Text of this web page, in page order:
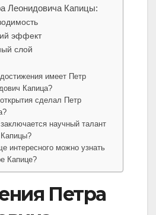
Леонидовича Капицы:
эффект
слой
имеет Петр
Капица?
сделал Петр
научный талант
интересного можно узнать
Капице?
Петра